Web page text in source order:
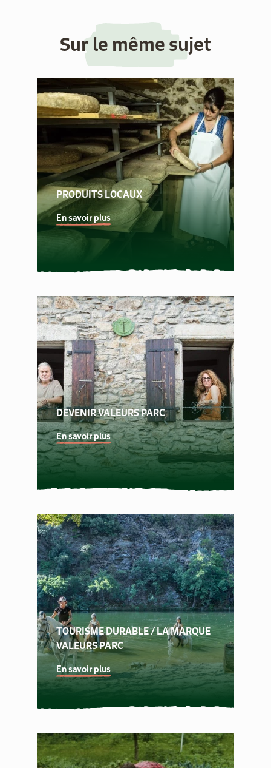
Sur le même sujet
PRODUITS LOCAUX
En savoir plus
DEVENIR VALEURS PARC
En savoir plus
TOURISME DURABLE / LA MARQUE
VALEURS PARC
En savoir plus